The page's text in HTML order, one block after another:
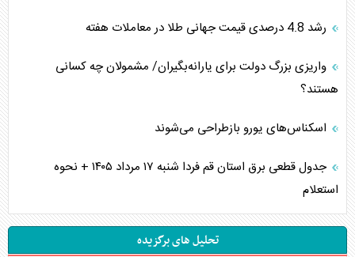
رشد 4.8 درصدی قیمت جهانی طلا در معاملات هفته
واریزی بزرگ دولت برای یارانه‌بگیران/ مشمولان چه کسانی
هستند؟
اسکناس‌های یورو بازطراحی می‌شوند
جدول قطعی برق استان قم فردا شنبه ۱۷ مرداد ۱۴۰۵ + نحوه
استعلام
تحلیل های برگزیده